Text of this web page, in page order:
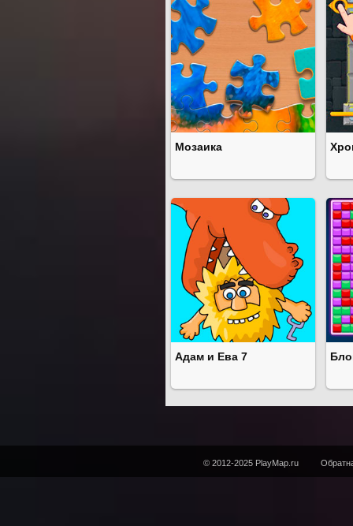
Мозаика
Адам и Ева 7
© 2012-2025 PlayMap.ru